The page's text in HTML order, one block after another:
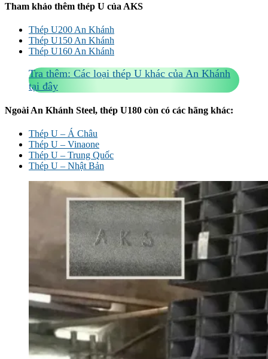
Tham khảo thêm thép U của AKS
Thép U200 An Khánh
Thép U150 An Khánh
Thép U160 An Khánh
Tra thêm: Các loại thép U khác của An Khánh
tại đây
Ngoài An Khánh Steel, thép U180 còn có các hãng khác:
Thép U – Á Châu
Thép U – Vinaone
Thép U – Trung Quốc
Thép U – Nhật Bản